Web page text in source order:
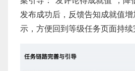
发布成功后，反馈告知成就值
示，方便回到等级任务页面持续